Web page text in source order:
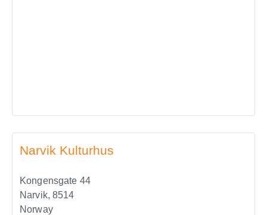
Narvik Kulturhus
Kongensgate 44
Narvik, 8514
Norway